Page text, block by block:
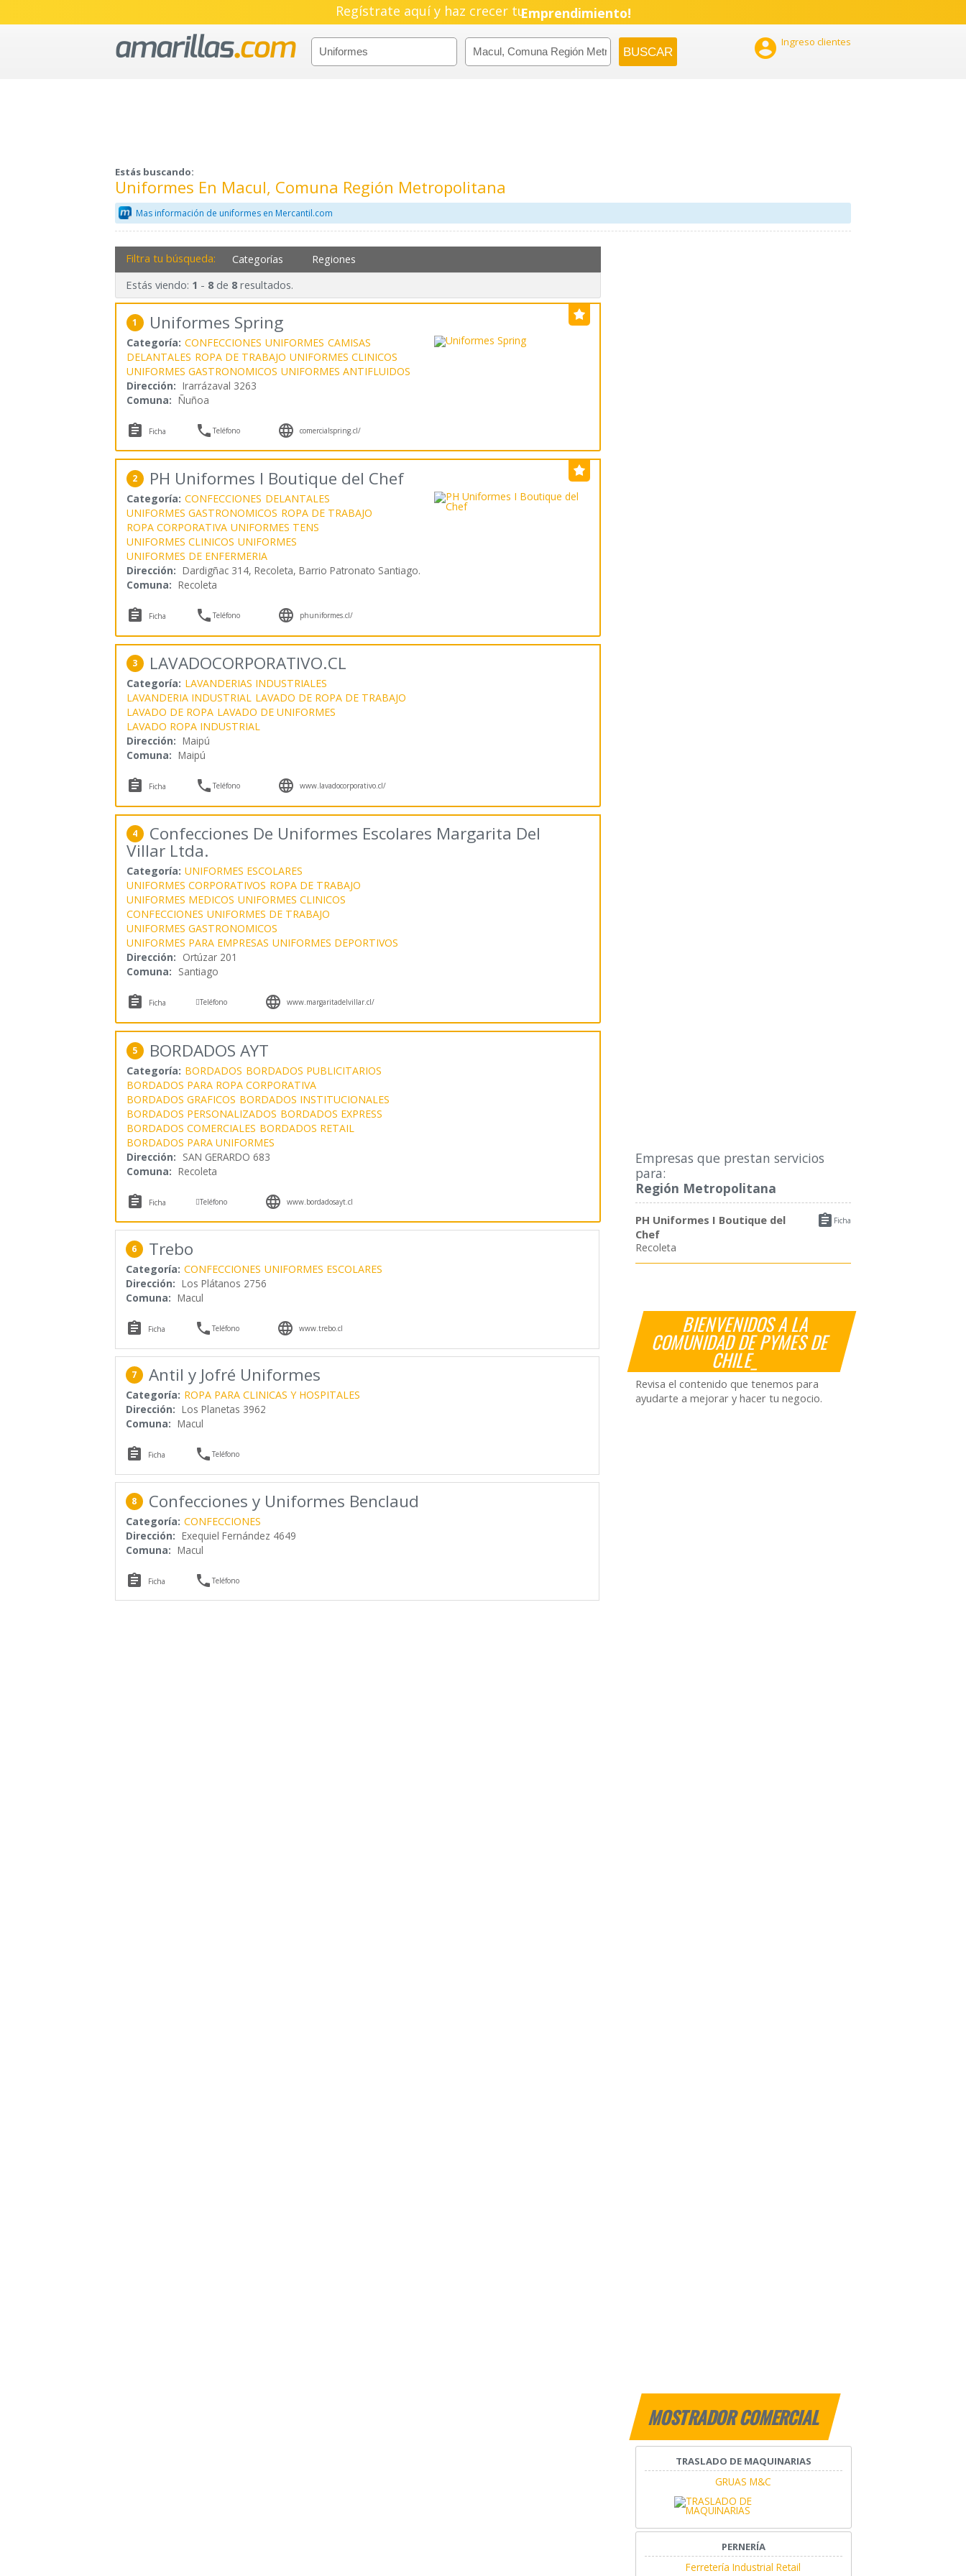
Regístrate aquí y haz crecer tuPyme!
Emprendimiento!
 Ingreso clientes
Estás buscando:
Uniformes En Macul, Comuna Región Metropolitana
Mas información de uniformes en Mercantil.com
Empresas que prestan servicios
para:
Región Metropolitana
 Ficha
PH Uniformes I Boutique del
Chef
Recoleta
BIENVENIDOS A LA
COMUNIDAD DE PYMES DE
CHILE_
Revisa el contenido que tenemos para
ayudarte a mejorar y hacer tu negocio.
MOSTRADOR COMERCIAL
TRASLADO DE MAQUINARIAS
GRUAS M&C
PERNERÍA
Ferretería Industrial Retail
Filtra tu búsqueda: Categorías Regiones
Estás viendo: 1 - 8de 8resultados.
1 Uniformes Spring
Categoría: CONFECCIONES UNIFORMES CAMISAS
DELANTALES ROPA DE TRABAJO UNIFORMES CLINICOS
UNIFORMES GASTRONOMICOS UNIFORMES ANTIFLUIDOS
Dirección: Irarrázaval 3263
Comuna: Ñuñoa
 Ficha Teléfono  comercialspring.cl/
2 PH Uniformes I Boutique del Chef
Categoría: CONFECCIONES DELANTALES
UNIFORMES GASTRONOMICOS ROPA DE TRABAJO
ROPA CORPORATIVA UNIFORMES TENS
UNIFORMES CLINICOS UNIFORMES
UNIFORMES DE ENFERMERIA
Dirección: Dardigñac 314, Recoleta, Barrio Patronato Santiago.
Comuna: Recoleta
 Ficha Teléfono  phuniformes.cl/
3 LAVADOCORPORATIVO.CL
Categoría: LAVANDERIAS INDUSTRIALES
LAVANDERIA INDUSTRIAL LAVADO DE ROPA DE TRABAJO
LAVADO DE ROPA LAVADO DE UNIFORMES
LAVADO ROPA INDUSTRIAL
Dirección: Maipú
Comuna: Maipú
 Ficha Teléfono  www.lavadocorporativo.cl/
4 Confecciones De Uniformes Escolares Margarita Del
Villar Ltda.
Categoría: UNIFORMES ESCOLARES
UNIFORMES CORPORATIVOS ROPA DE TRABAJO
UNIFORMES MEDICOS UNIFORMES CLINICOS
CONFECCIONES UNIFORMES DE TRABAJO
UNIFORMES GASTRONOMICOS
UNIFORMES PARA EMPRESAS UNIFORMES DEPORTIVOS
Dirección: Ortúzar 201
Comuna: Santiago
 Ficha Teléfono  www.margaritadelvillar.cl/
5 BORDADOS AYT
Categoría: BORDADOS BORDADOS PUBLICITARIOS
BORDADOS PARA ROPA CORPORATIVA
BORDADOS GRAFICOS BORDADOS INSTITUCIONALES
BORDADOS PERSONALIZADOS BORDADOS EXPRESS
BORDADOS COMERCIALES BORDADOS RETAIL
BORDADOS PARA UNIFORMES
Dirección: SAN GERARDO 683
Comuna: Recoleta
 Ficha Teléfono  www.bordadosayt.cl
6 Trebo
Categoría: CONFECCIONES UNIFORMES ESCOLARES
Dirección: Los Plátanos 2756
Comuna: Macul
 Ficha Teléfono  www.trebo.cl
7 Antil y Jofré Uniformes
Categoría: ROPA PARA CLINICAS Y HOSPITALES
Dirección: Los Planetas 3962
Comuna: Macul
 Ficha Teléfono
8 Confecciones y Uniformes Benclaud
Categoría: CONFECCIONES
Dirección: Exequiel Fernández 4649
Comuna: Macul
 Ficha Teléfono